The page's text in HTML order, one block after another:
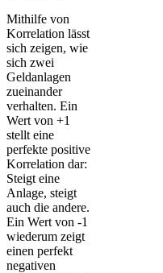
Mithilfe von
Korrelation lässt
sich zeigen, wie
sich zwei
Geldanlagen
zueinander
verhalten. Ein
Wert von +1
stellt eine
perfekte positive
Korrelation dar:
Steigt eine
Anlage, steigt
auch die andere.
Ein Wert von -1
wiederum zeigt
einen perfekt
negativen